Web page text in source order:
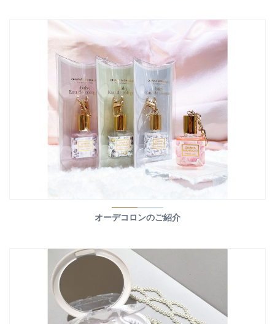
オーデコロンのご紹介